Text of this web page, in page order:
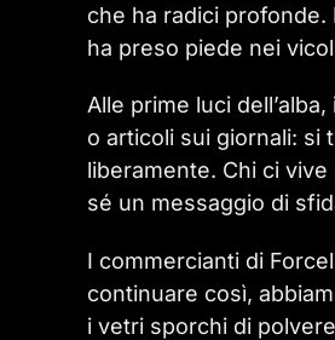
che ha radici profonde.
ha preso piede nei
Alle prime luci
o articoli sui giornali: si
liberamente. Chi ci
sé un messaggio di
I commercianti di
continuare così,
i vetri sporchi di